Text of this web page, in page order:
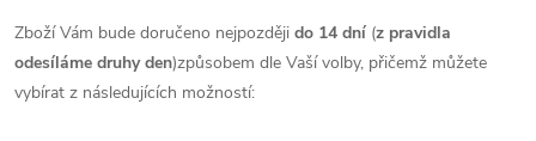
Zboží Vám bude doručeno nejpozději do 14 dní (z pravidla
odesíláme druhy den)způsobem dle Vaší volby, přičemž můžete
vybírat z následujících možností: